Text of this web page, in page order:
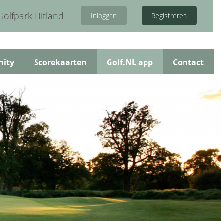
Hitland Inloggen Registreren
Scorekaarten Golf.NL app Contact